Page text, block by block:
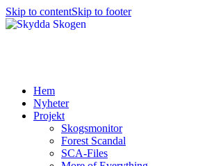
Skip to contentSkip to footer
Hem
Nyheter
Projekt
Skogsmonitor
Forest Scandal
SCA-Files